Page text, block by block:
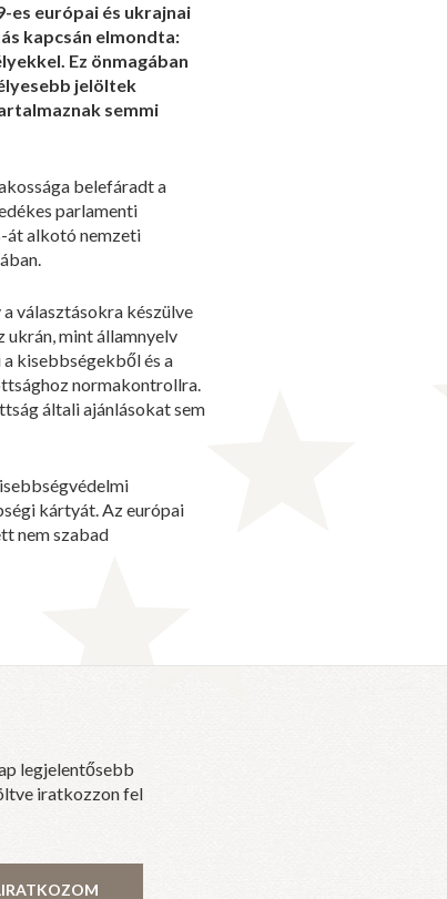
es európai és ukrajnai
kapcsán elmondta:
Ez önmagában
jelöltek
semmi
belefáradt a
parlamenti
át alkotó nemzeti
választásokra készülve
mint államnyelv
kisebbségekből és a
normakontrollra.
általi ajánlásokat sem
kártyát. Az európai
nem szabad
legjelentősebb
iratkozzon fel